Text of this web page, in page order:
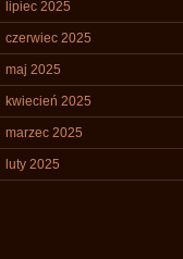
lipiec 2025
czerwiec 2025
maj 2025
kwiecień 2025
marzec 2025
luty 2025